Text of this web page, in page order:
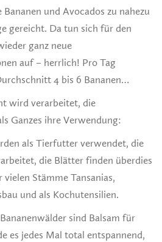
und Avocados zu nahezu
gereicht. Da tun sich für den
ganz neue
auf – herrlich! Pro Tag
4 bis 6 Bananen…
wird verarbeitet, die
Ganzes ihre Verwendung:
als Tierfutter verwendet, die
die Blätter finden überdies
Stämme Tansanias,
und als Kochutensilien.
sind Balsam für
es jedes Mal total entspannend,